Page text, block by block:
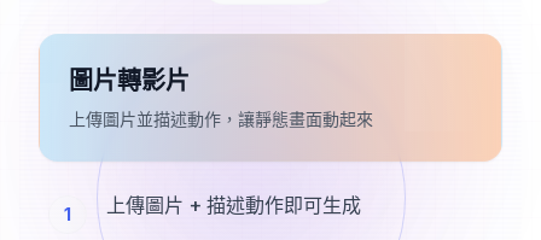
圖片轉影片
上傳圖片並描述動作，讓靜態畫面動起來
1 上傳圖片 + 描述動作即可生成